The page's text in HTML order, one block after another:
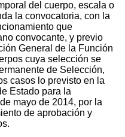
del cuerpo, escala o
la convocatoria, con la
que
convocante, y previo
General de la Función
cuya selección se
de Selección,
casos lo previsto en la
Estado para la
mayo de 2014, por la
de aprobación y